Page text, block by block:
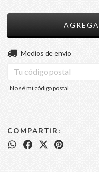
Entregas para el CP:
Medios de envío
No sé mi código postal
COMPARTIR: